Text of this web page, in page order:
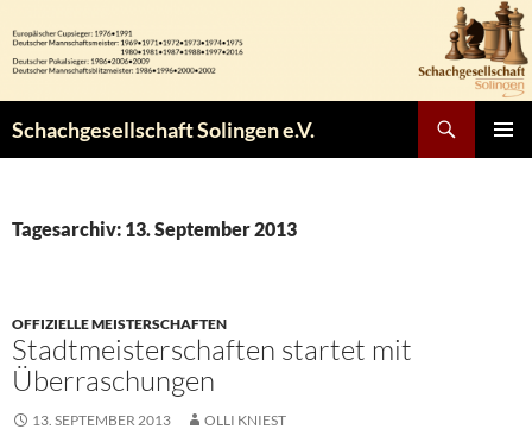
Inhalt
springen
Schachgesellschaft Solingen e.V.
Tagesarchiv: 13. September 2013
OFFIZIELLE MEISTERSCHAFTEN
Stadtmeisterschaften startet mit
Überraschungen
13. SEPTEMBER 2013 OLLI KNIEST